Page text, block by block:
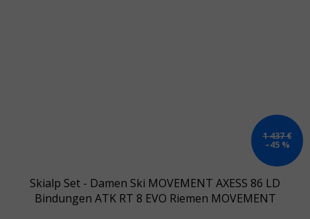
1 437 €
–45 %
Skialp Set - Damen Ski MOVEMENT AXESS 86 LD
Bindungen ATK RT 8 EVO Riemen MOVEMENT